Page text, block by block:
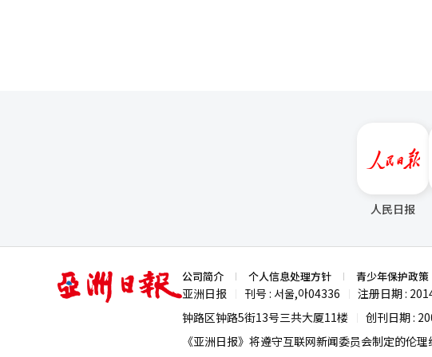
人民日报
亚
洲
日
公司简介 个人信息处理方针 青少年保护政策
亚洲日报 刊号 : 서울,아04336 注册日期 :
钟路区钟路5街13号三共大厦11楼
创刊日期 :
《亚洲日报》将遵守互联网新闻委员会制定的伦理